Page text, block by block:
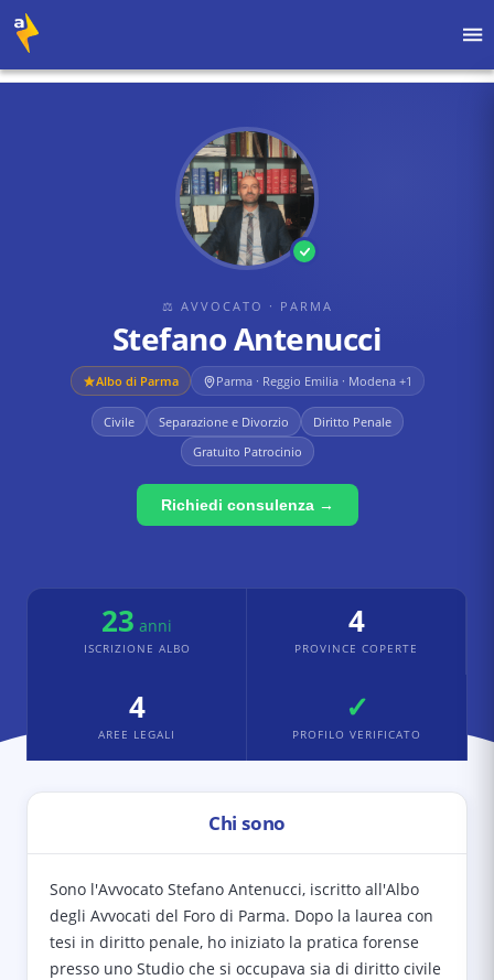
⚖ AVVOCATO · PARMA
Stefano Antenucci
Albo di Parma Parma · Reggio Emilia · Modena+1
Civile Separazione e Divorzio
Diritto Penale
Gratuito Patrocinio
Richiedi consulenza →
23 anni
ISCRIZIONE ALBO
4
PROVINCE COPERTE
4
AREE LEGALI
✓
PROFILO VERIFICATO
Chi sono
Sono l'Avvocato Stefano Antenucci, iscritto all'Albo
degli Avvocati del Foro di Parma. Dopo la laurea con
tesi in diritto penale, ho iniziato la pratica forense
presso uno Studio che si occupava sia di diritto civile